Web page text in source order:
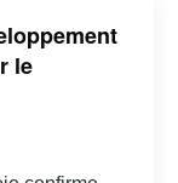
le